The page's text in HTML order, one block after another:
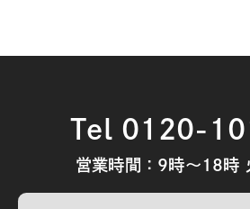
Tel 0120-
営業時間：9時～18時